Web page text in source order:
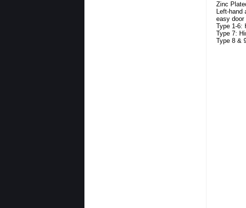
Zinc
Left-hand
easy door
Type 1-6:
Type 7:
Type 8 &